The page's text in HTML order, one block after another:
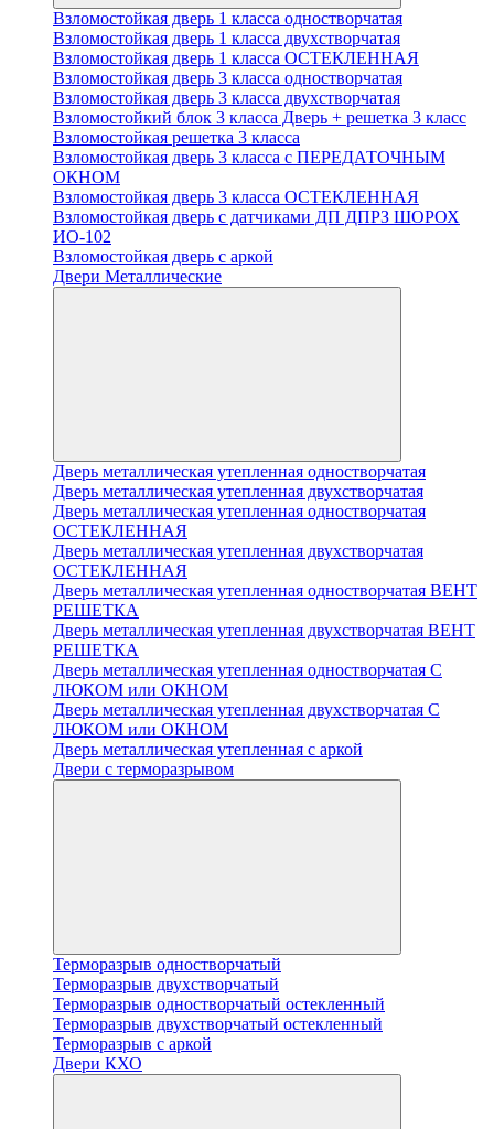
Взломостойкая дверь 1 класса одностворчатая
Взломостойкая дверь 1 класса двухстворчатая
Взломостойкая дверь 1 класса ОСТЕКЛЕННАЯ
Взломостойкая дверь 3 класса одностворчатая
Взломостойкая дверь 3 класса двухстворчатая
Взломостойкий блок 3 класса Дверь + решетка 3 класс
Взломостойкая решетка 3 класса
Взломостойкая дверь 3 класса с ПЕРЕДАТОЧНЫМ
ОКНОМ
Взломостойкая дверь 3 класса ОСТЕКЛЕННАЯ
Взломостойкая дверь с датчиками ДП ДПРЗ ШОРОХ
ИО-102
Взломостойкая дверь с аркой
Двери Металлические
Дверь металлическая утепленная одностворчатая
Дверь металлическая утепленная двухстворчатая
Дверь металлическая утепленная одностворчатая
ОСТЕКЛЕННАЯ
Дверь металлическая утепленная двухстворчатая
ОСТЕКЛЕННАЯ
Дверь металлическая утепленная одностворчатая ВЕНТ
РЕШЕТКА
Дверь металлическая утепленная двухстворчатая ВЕНТ
РЕШЕТКА
Дверь металлическая утепленная одностворчатая С
ЛЮКОМ или ОКНОМ
Дверь металлическая утепленная двухстворчатая С
ЛЮКОМ или ОКНОМ
Дверь металлическая утепленная с аркой
Двери с терморазрывом
Терморазрыв одностворчатый
Терморазрыв двухстворчатый
Терморазрыв одностворчатый остекленный
Терморазрыв двухстворчатый остекленный
Терморазрыв с аркой
Двери КХО